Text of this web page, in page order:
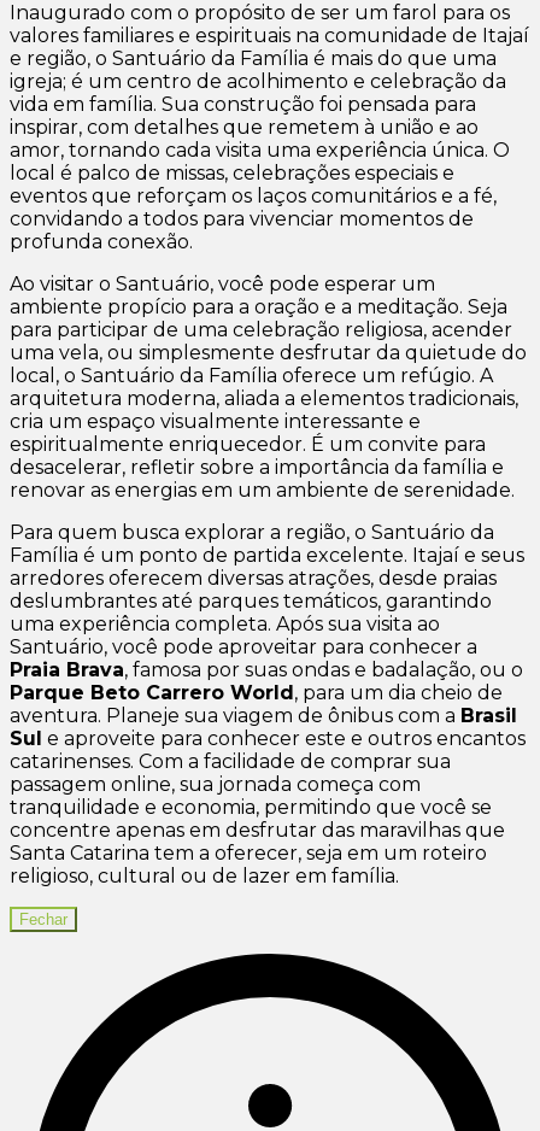
Inaugurado com o propósito de ser um farol para os
valores familiares e espirituais na comunidade de Itajaí
e região, o Santuário da Família é mais do que uma
igreja; é um centro de acolhimento e celebração da
vida em família. Sua construção foi pensada para
inspirar, com detalhes que remetem à união e ao
amor, tornando cada visita uma experiência única. O
local é palco de missas, celebrações especiais e
eventos que reforçam os laços comunitários e a fé,
convidando a todos para vivenciar momentos de
profunda conexão.
Ao visitar o Santuário, você pode esperar um
ambiente propício para a oração e a meditação. Seja
para participar de uma celebração religiosa, acender
uma vela, ou simplesmente desfrutar da quietude do
local, o Santuário da Família oferece um refúgio. A
arquitetura moderna, aliada a elementos tradicionais,
cria um espaço visualmente interessante e
espiritualmente enriquecedor. É um convite para
desacelerar, refletir sobre a importância da família e
renovar as energias em um ambiente de serenidade.
Para quem busca explorar a região, o Santuário da
Família é um ponto de partida excelente. Itajaí e seus
arredores oferecem diversas atrações, desde praias
deslumbrantes até parques temáticos, garantindo
uma experiência completa. Após sua visita ao
Santuário, você pode aproveitar para conhecer a
Praia Brava, famosa por suas ondas e badalação, ou o
Parque Beto Carrero World , para um dia cheio de
aventura. Planeje sua viagem de ônibus com a Brasil
Sul e aproveite para conhecer este e outros encantos
catarinenses. Com a facilidade de comprar sua
passagem online, sua jornada começa com
tranquilidade e economia, permitindo que você se
concentre apenas em desfrutar das maravilhas que
Santa Catarina tem a oferecer, seja em um roteiro
religioso, cultural ou de lazer em família.
Fechar